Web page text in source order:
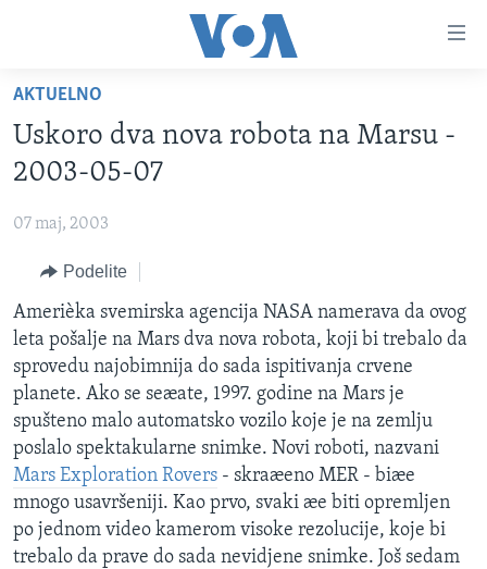
glavni
sadržaj
Idi
na
glavnu
navigaciju
pretragu
NASLOVNA
BALKAN
GLOBALNE TEME
EKONOMIJA
NAUKA I TEHNOLOGIJA
MEDICINA
KULTURA
DRUŠTVO
SPORT
INTERVJU
OTVORENI STUDIO
IZ AMERIKE
PRATITE NAS
Jezici
AKTUELNO
Uskoro dva nova robota na Marsu -
2003-05-07
07 maj, 2003
Podelite
Amerièka svemirska agencija NASA namerava da ovog
leta pošalje na Mars dva nova robota, koji bi trebalo da
sprovedu najobimnija do sada ispitivanja crvene
planete. Ako se seæate, 1997. godine na Mars je
spušteno malo automatsko vozilo koje je na zemlju
poslalo spektakularne snimke. Novi roboti, nazvani
Mars Exploration Rovers - skraæeno MER - biæe
mnogo usavršeniji. Kao prvo, svaki æe biti opremljen
po jednom video kamerom visoke rezolucije, koje bi
trebalo da prave do sada nevidjene snimke. Još sedam